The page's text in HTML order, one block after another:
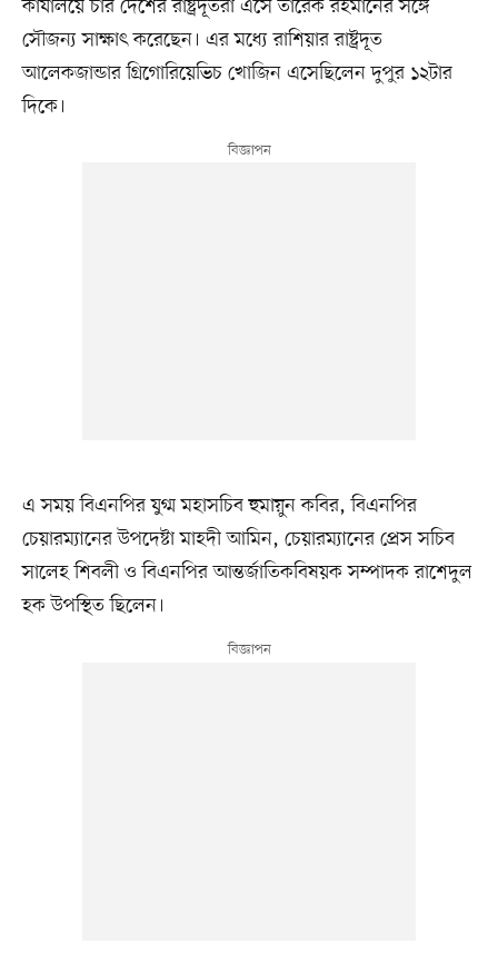
কার্যালয়ে চার দেশের রাষ্ট্রদূতরা এসে তারেক রহমানের সঙ্গে
সৌজন্য সাক্ষাৎ করেছেন। এর মধ্যে রাশিয়ার রাষ্ট্রদূত
আলেকজান্ডার গ্রিগোরিয়েভিচ খোজিন এসেছিলেন দুপুর ১২টার
দিকে।
এ সময় বিএনপির যুগ্ম মহাসচিব হুমায়ুন কবির, বিএনপির
চেয়ারম্যানের উপদেষ্টা মাহদী আমিন, চেয়ারম্যানের প্রেস সচিব
সালেহ শিবলী ও বিএনপির আন্তর্জাতিকবিষয়ক সম্পাদক রাশেদুল
হক উপস্থিত ছিলেন।